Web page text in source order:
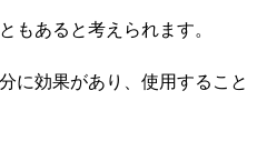
もあると考えられます。
に効果があり、使用すること